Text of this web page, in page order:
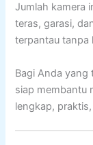
Jumlah kamera
teras, garasi,
terpantau tanpa
Bagi Anda yang
siap membantu
lengkap,